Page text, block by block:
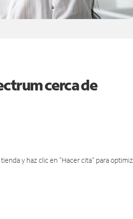
cerca de
y haz clic en "Hacer cita" para